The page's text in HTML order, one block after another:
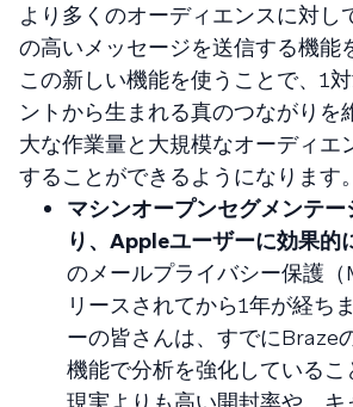
より多くのオーディエンスに対し
の高いメッセージを送信する機能
この新しい機能を使うことで、1
ントから生まれる真のつながりを
大な作業量と大規模なオーディエ
することができるようになります。
マシンオープンセグメンテー
り、Appleユーザーに効果的
のメールプライバシー保護（
リースされてから1年が経ち
ーの皆さんは、すでにBraze
機能で分析を強化しているこ